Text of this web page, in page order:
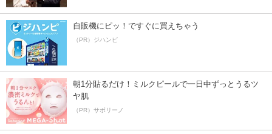
自販機にピッ！ですぐに買えちゃう
（PR）ジハンピ
朝1分貼るだけ！ミルクピールで一日中ずっとうるツ
ヤ肌
（PR）サボリーノ